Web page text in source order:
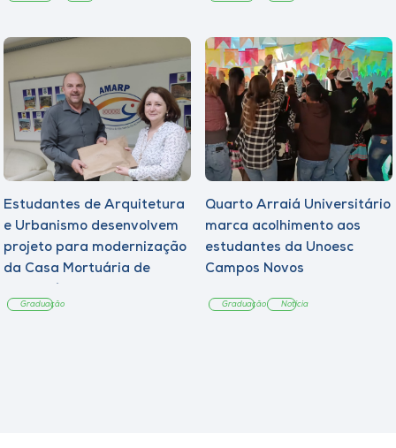
Estudantes de Arquitetura
e Urbanismo desenvolvem
projeto para modernização
da Casa Mortuária de
Graduação
Quarto Arraiá Universitário
marca acolhimento aos
estudantes da Unoesc
Campos Novos
Graduação Notícia